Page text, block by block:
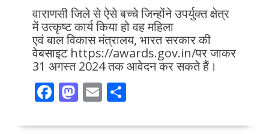
वाराणसी जिले से ऐसे बच्चे जिन्होंने उपर्युक्त क्षेत्र
में उत्कृष्ट कार्य किया हो वह महिला
एवं बाल विकास मंत्रालय, भारत सरकार की
वेबसाइट https://awards.gov.in/पर जाकर
31 अगस्त 2024 तक आवेदन कर सकते हैं।
F M E S